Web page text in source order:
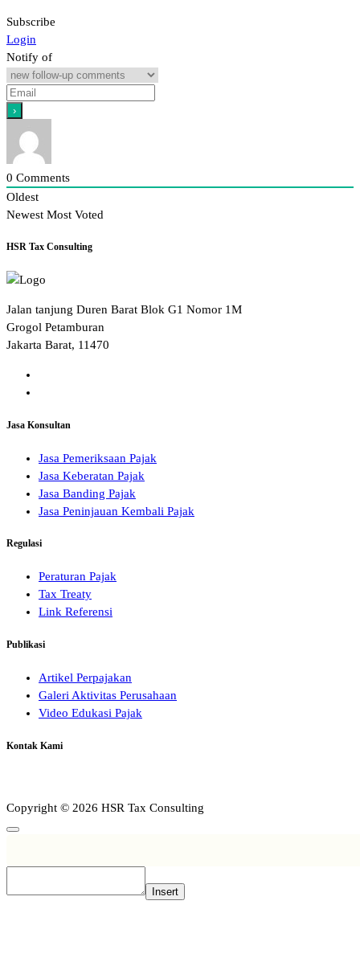
Subscribe
Login
Notify of
0 Comments
Oldest
Newest Most Voted
HSR Tax Consulting
Jalan tanjung Duren Barat Blok G1 Nomor 1M
Grogol Petamburan
Jakarta Barat, 11470
Jasa Konsultan
Jasa Pemeriksaan Pajak
Jasa Keberatan Pajak
Jasa Banding Pajak
Jasa Peninjauan Kembali Pajak
Regulasi
Peraturan Pajak
Tax Treaty
Link Referensi
Publikasi
Artikel Perpajakan
Galeri Aktivitas Perusahaan
Video Edukasi Pajak
Kontak Kami
Copyright © 2026 HSR Tax Consulting
Insert